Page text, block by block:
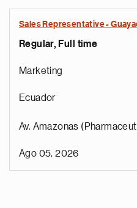
Sales Representative -
Regular, Full time
Marketing
Ecuador
Av. Amazonas
Ago 05, 2026